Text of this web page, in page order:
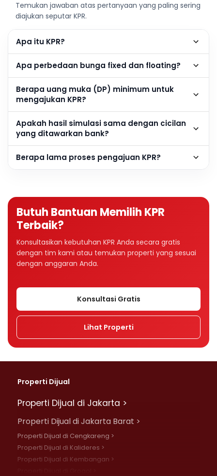
Temukan jawaban atas pertanyaan yang paling sering
diajukan seputar KPR.
Apa itu KPR?
Apa perbedaan bunga fixed dan floating?
Berapa uang muka (DP) minimum untuk
mengajukan KPR?
Apakah hasil simulasi sama dengan cicilan
yang ditawarkan bank?
Berapa lama proses pengajuan KPR?
Butuh Bantuan Memilih KPR
Terbaik?
Konsultasikan kebutuhan KPR Anda secara gratis
dengan tim kami atau temukan properti yang sesuai
dengan anggaran Anda.
Konsultasi Gratis
Lihat Properti
Properti Dijual
Properti Dijual di Jakarta >
Properti Dijual di Jakarta Barat >
Properti Dijual di Cengkareng >
Properti Dijual di Kalideres >
Properti Dijual di Kembangan >